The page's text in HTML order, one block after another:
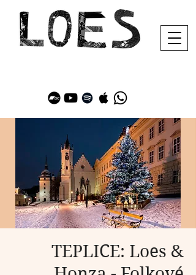
TEPLICE: Loes &